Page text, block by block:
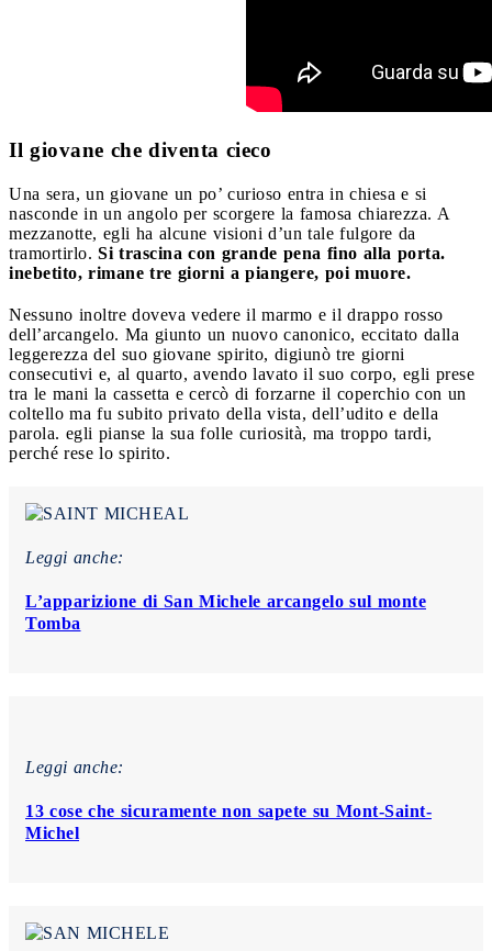
Il giovane che diventa cieco
Una sera, un giovane un po’ curioso entra in chiesa e si
nasconde in un angolo per scorgere la famosa chiarezza. A
mezzanotte, egli ha alcune visioni d’un tale fulgore da
tramortirlo. Si trascina con grande pena fino alla porta.
inebetito, rimane tre giorni a piangere, poi muore.
Nessuno inoltre doveva vedere il marmo e il drappo rosso
dell’arcangelo. Ma giunto un nuovo canonico, eccitato dalla
leggerezza del suo giovane spirito, digiunò tre giorni
consecutivi e, al quarto, avendo lavato il suo corpo, egli prese
tra le mani la cassetta e cercò di forzarne il coperchio con un
coltello ma fu subito privato della vista, dell’udito e della
parola. egli pianse la sua folle curiosità, ma troppo tardi,
perché rese lo spirito.
Leggi anche:
L’apparizione di San Michele arcangelo sul monte
Tomba
Leggi anche:
13 cose che sicuramente non sapete su Mont-Saint-
Michel